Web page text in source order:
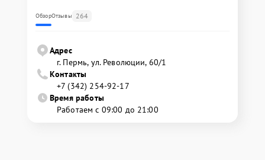
ОбзорОтзывы 264
Адрес
г. Пермь, ул. ​Революции, 60/1
Контакты
+7 (342) 254-92-17
Время работы
Работаем с 09:00 до 21:00